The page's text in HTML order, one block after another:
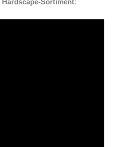
Hardscape-Sortiment: